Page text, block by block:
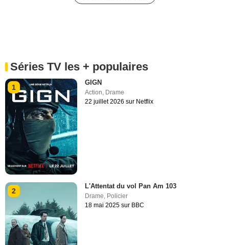
Séries TV les + populaires
1
GIGN
Action Drame
22 juillet 2026 sur Netflix
2
L'Attentat du vol Pan Am 103
Drame, Policier
18 mai 2025 sur BBC